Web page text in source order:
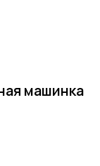
машинка